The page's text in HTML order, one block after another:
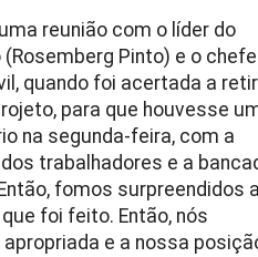
reunião com o líder do
(Rosemberg Pinto) e o
quando foi acertada a
para que houvesse
na segunda-feira, com a
trabalhadores e a
fomos surpreendidos
foi feito. Então, nós
e a nossa